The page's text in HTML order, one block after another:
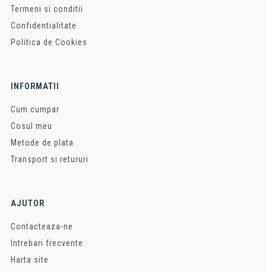
Termeni si conditii
Confidentialitate
Politica de Cookies
INFORMATII
Cum cumpar
Cosul meu
Metode de plata
Transport si retururi
AJUTOR
Contacteaza-ne
Intrebari frecvente
Harta site